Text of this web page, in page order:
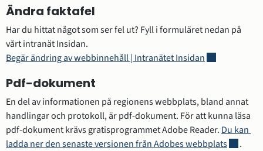
Ändra faktafel
Har du hittat något som ser fel ut? Fyll i formuläret nedan på
vårt intranät Insidan.
Begär ändring av webbinnehåll | Intranätet Insidan
Pdf-dokument
En del av informationen på regionens webbplats, bland annat
handlingar och protokoll, är pdf-dokument. För att kunna läsa
pdf-dokument krävs gratisprogrammet Adobe Reader. Du kan
ladda ner den senaste versionen från Adobes webbplatsLänk till
.